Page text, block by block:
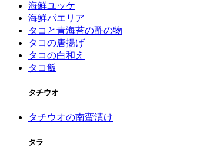
海鮮ユッケ
海鮮パエリア
タコと青海苔の酢の物
タコの唐揚げ
タコの白和え
タコ飯
タチウオ
タチウオの南蛮漬け
タラ